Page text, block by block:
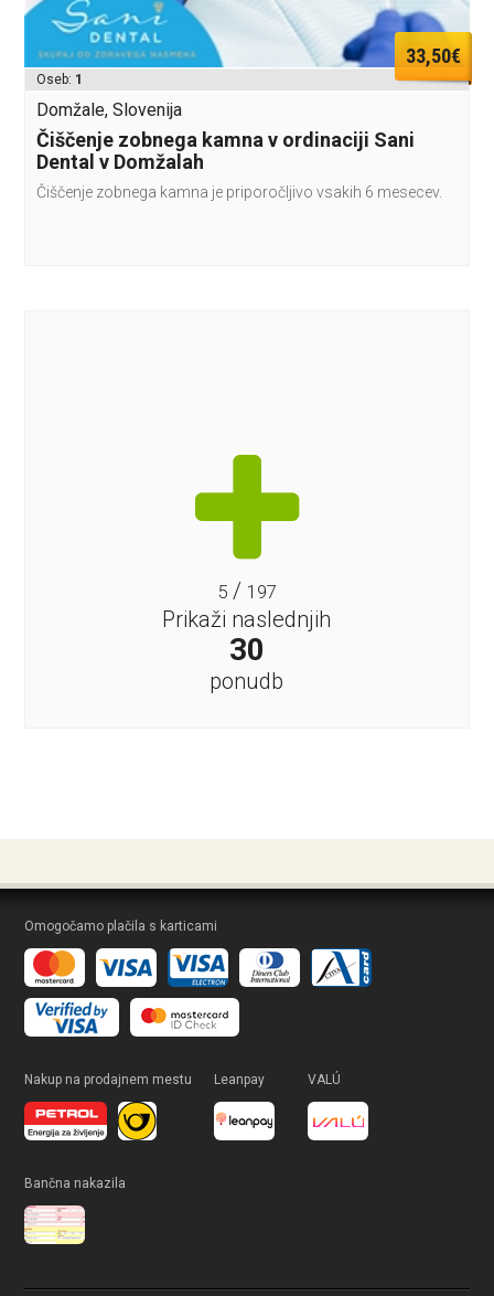
33,50€
Oseb: 1
Domžale, Slovenija
Čiščenje zobnega kamna v ordinaciji Sani
Dental v Domžalah
Čiščenje zobnega kamna je priporočljivo vsakih 6 mesecev.
5/ 197
Prikaži naslednjih
30
ponudb
Omogočamo plačila s karticami
Nakup na prodajnem mestu Leanpay VALÚ
Bančna nakazila